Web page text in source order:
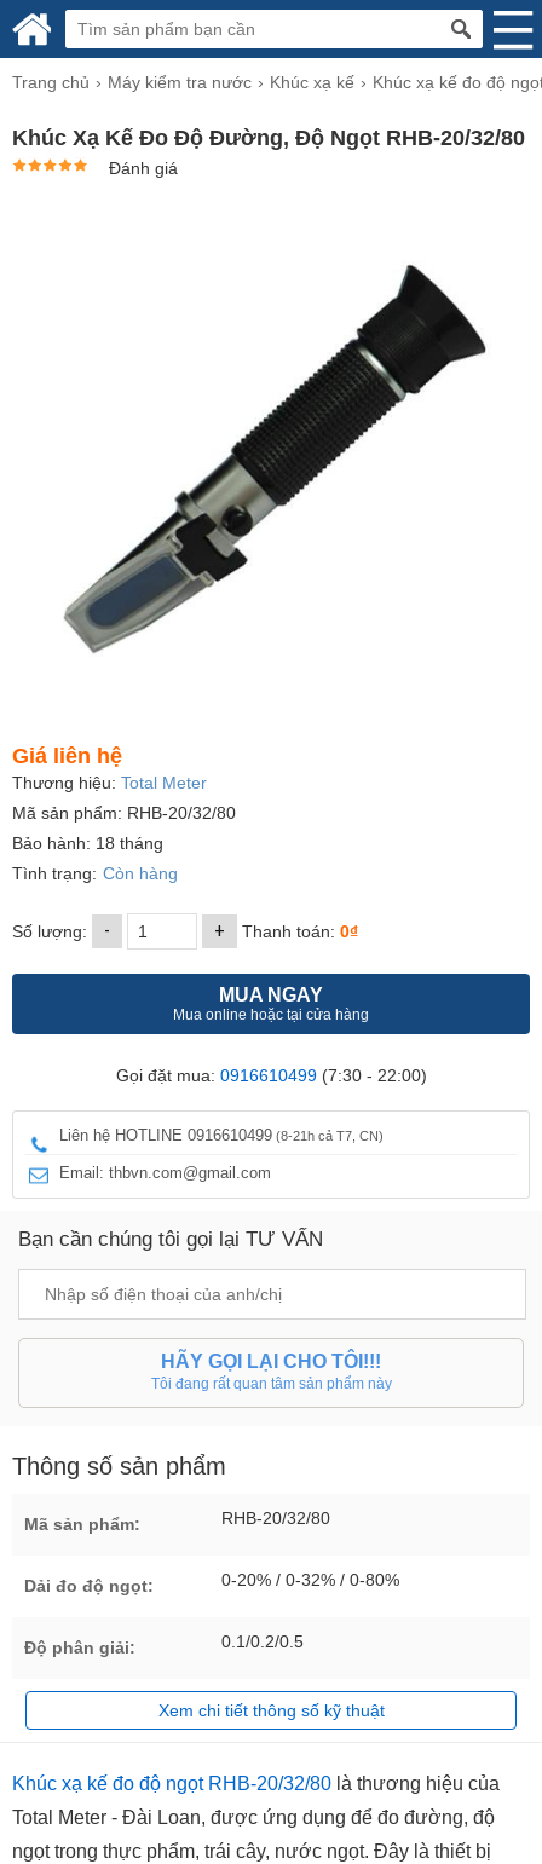
Trang chủ Máy kiểm tra nước Khúc xạ kế Khúc xạ kế đo độ
Khúc Xạ Kế Đo Độ Đường, Độ Ngọt RHB-20/32/80
Đánh giá
Giá liên hệ
Thương hiệu: Total Meter
Mã sản phẩm: RHB-20/32/80
Bảo hành: 18 tháng
Tình trạng: Còn hàng
Số lượng: - + Thanh toán: 0₫
MUA NGAY
Mua online hoặc tại cửa hàng
Gọi đặt mua: 0916610499(7:30 - 22:00)
Liên hệ HOTLINE 0916610499 (8-21h cả T7, CN)
Email: thbvn.com@gmail.com
Bạn cần chúng tôi gọi lại TƯ VẤN
HÃY GỌI LẠI CHO TÔI!!!
Tôi đang rất quan tâm sản phẩm này
Thông số sản phẩm
Mã sản phẩm: RHB-20/32/80
Dải đo độ ngọt: 0-20% / 0-32% / 0-80%
Độ phân giải: 0.1/0.2/0.5
Xem chi tiết thông số kỹ thuật
Khúc xạ kế đo độ ngọt RHB-20/32/80 là thương hiệu của
Total Meter - Đài Loan, được ứng dụng để đo đường, độ
ngọt trong thực phẩm, trái cây, nước ngọt. Đây là thiết bị